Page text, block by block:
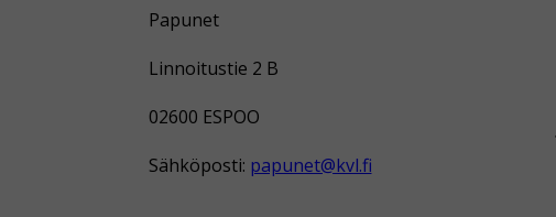
Papunet
Linnoitustie 2 B
02600 ESPOO
Sähköposti: papunet@kvl.fi